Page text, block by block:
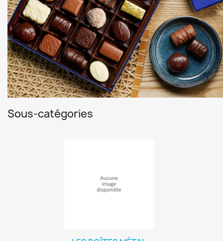
Sous-catégories